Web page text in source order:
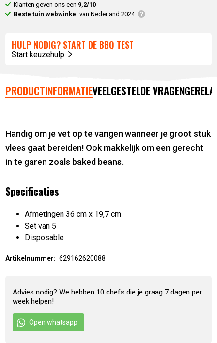
Klanten geven ons een 9,2/10
Beste tuin webwinkel van Nederland 2024
HULP NODIG? START DE BBQ TEST
Start keuzehulp
PRODUCTINFORMATIEVEELGESTELDE VRAGEN
Handig om je vet op te vangen wanneer je groot stuk
vlees gaat bereiden! Ook makkelijk om een gerecht
in te garen zoals baked beans.
Specificaties
Afmetingen 36 cm x 19,7 cm
Set van 5
Disposable
Artikelnummer: 629162620088
Advies nodig? We hebben 10 chefs die je graag 7 dagen per
week helpen!
Open whatsapp